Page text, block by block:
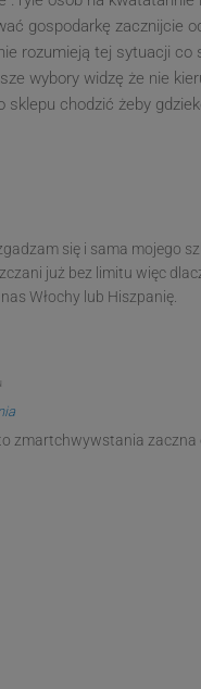
gospodarkę zacznijcie
rozumieją tej sytuacji
wybory widzę że nie
sklepu chodzić żeby
się i sama mojego
już bez limitu więc
Włochy lub Hiszpanię.
zmartchwywstania zaczna